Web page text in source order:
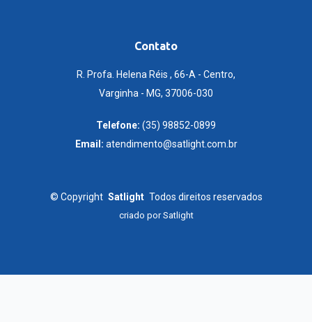
Contato
R. Profa. Helena Réis , 66-A - Centro,
Varginha - MG, 37006-030
Telefone: (35) 98852-0899
Email: atendimento@satlight.com.br
© Copyright Satlight Todos direitos reservados
criado porSatlight